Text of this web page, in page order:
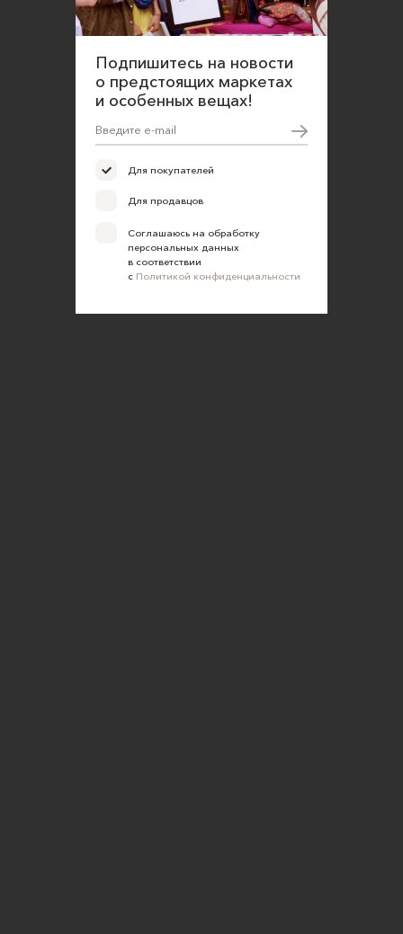
Подпишитесь на новости
о предстоящих маркетах
и особенных вещах!
Для покупателей
Для продавцов
Соглашаюсь на обработку
персональных данных
в соответствии
с Политикой конфиденциальности